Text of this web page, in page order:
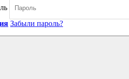
Забыли пароль?